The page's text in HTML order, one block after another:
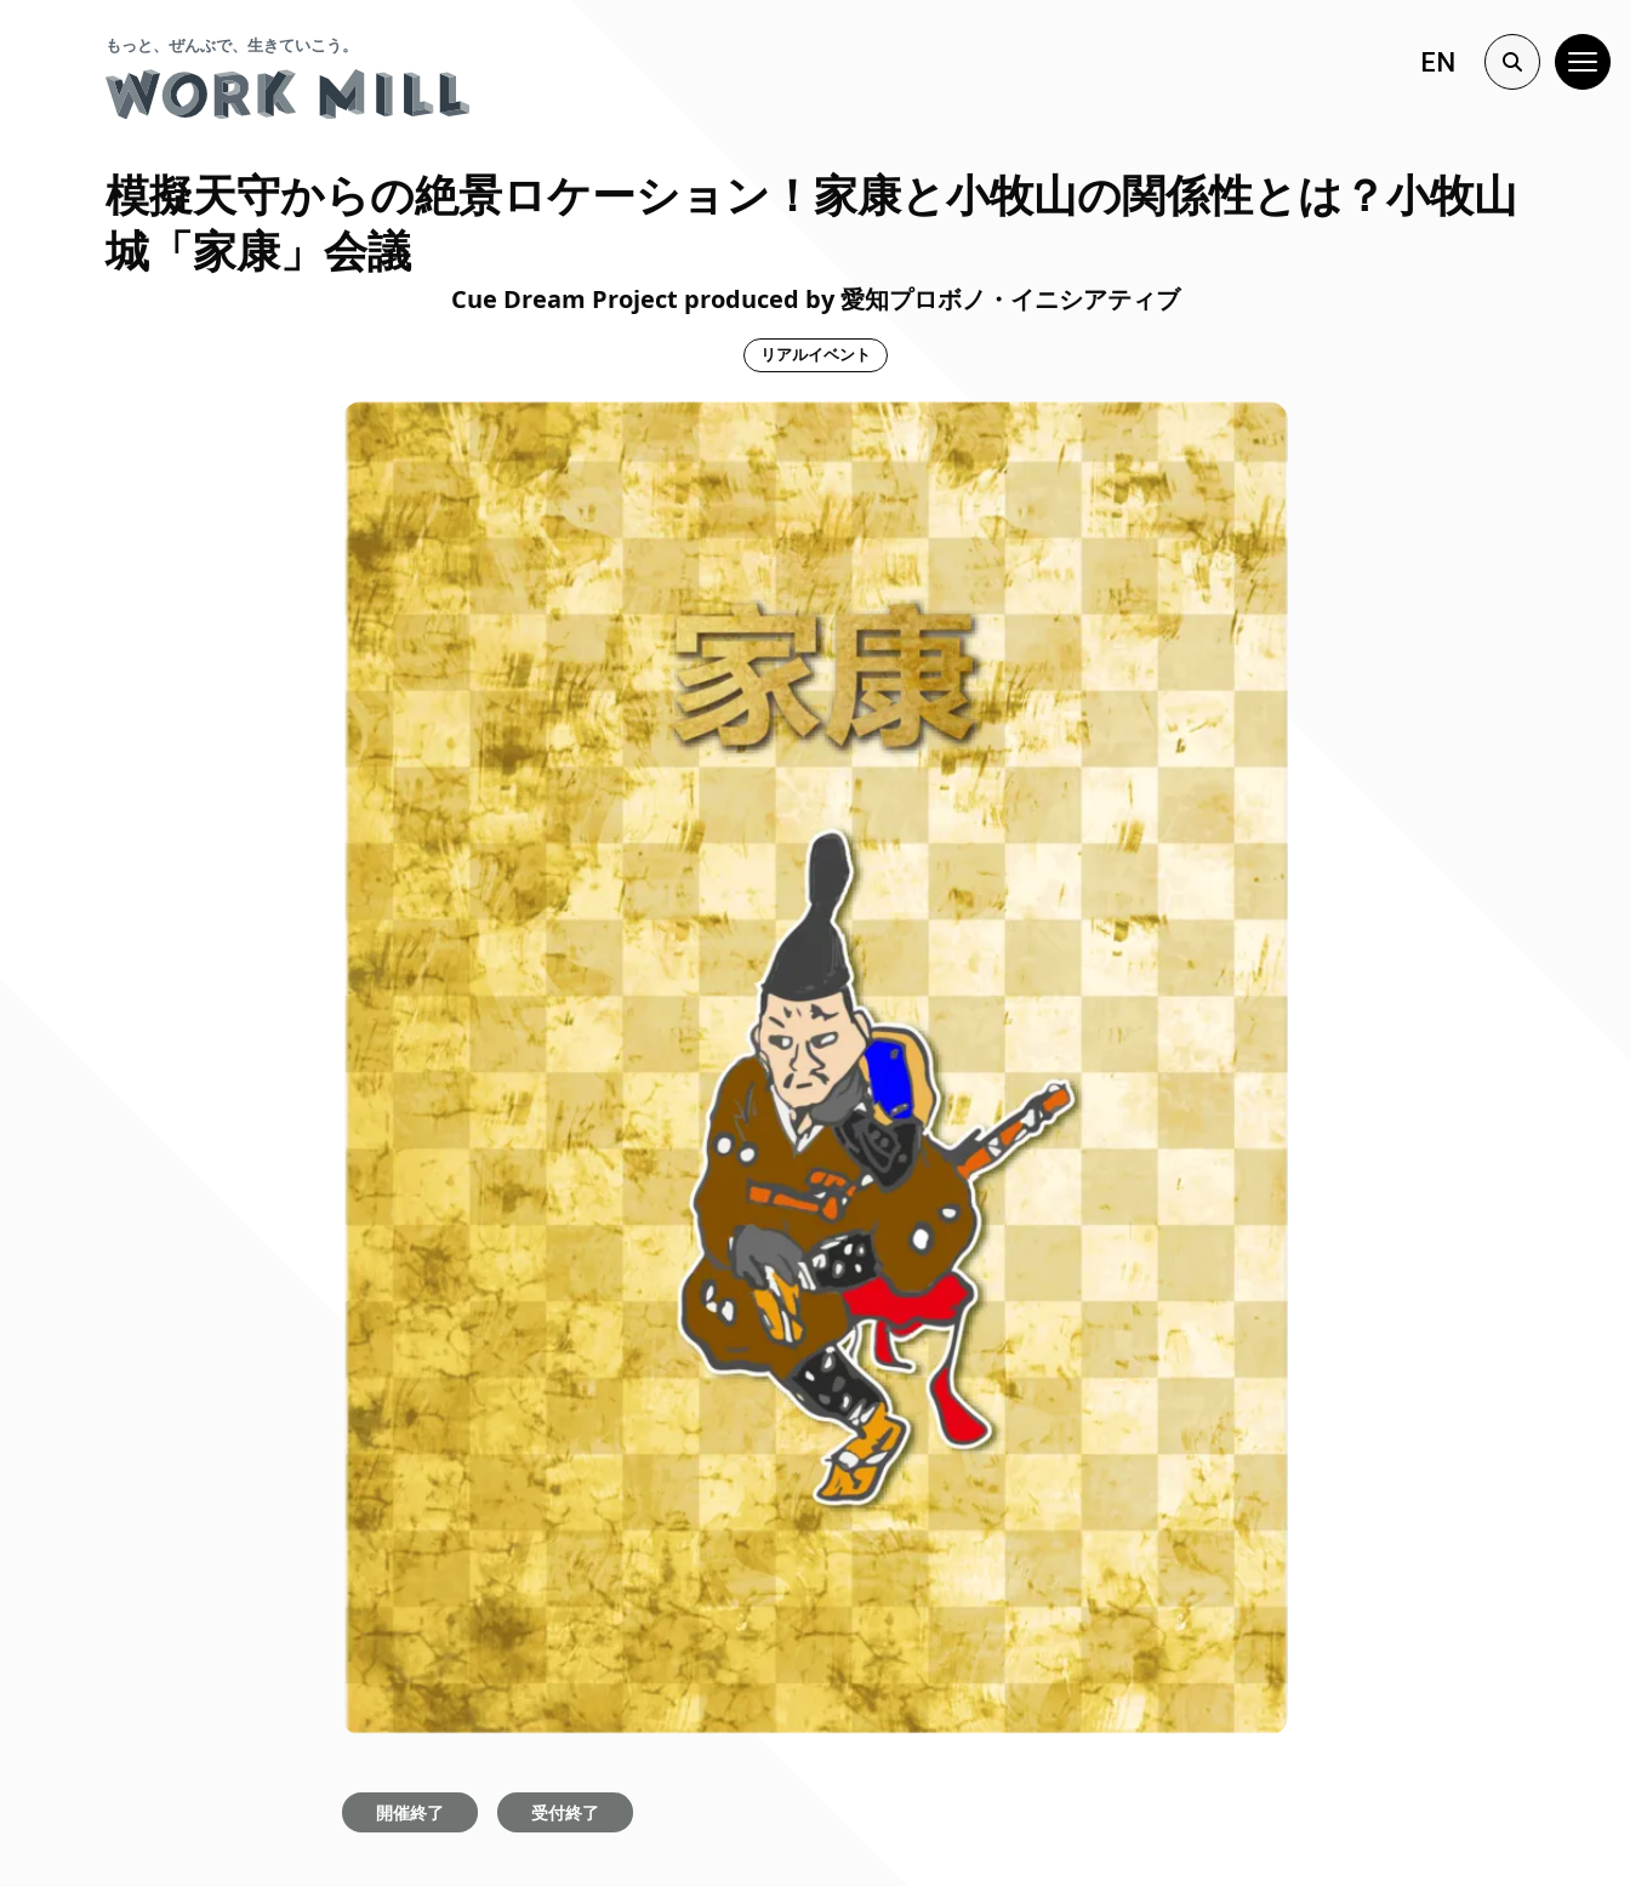
もっと、ぜんぶで、生きていこう。
EN
模擬天守からの絶景ロケーション！家康と小牧山の関係性とは？小牧山
城「家康」会議
Cue Dream Project produced by 愛知プロボノ・イニシアティブ
リアルイベント
開催終了 受付終了